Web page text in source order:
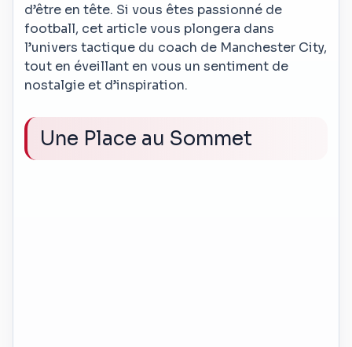
d’être en tête. Si vous êtes passionné de
football, cet article vous plongera dans
l’univers tactique du coach de Manchester City,
tout en éveillant en vous un sentiment de
nostalgie et d’inspiration.
Une Place au Sommet